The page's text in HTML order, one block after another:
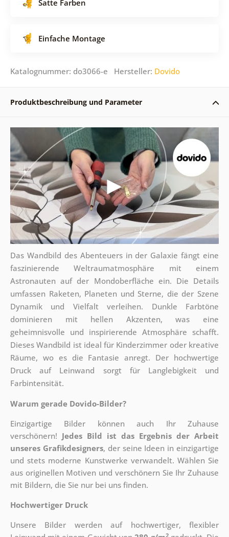
Satte Farben
Einfache Montage
Katalognummer: do3066-e Hersteller: Dovido
Produktbeschreibung und Parameter
Das Wandbild des Abenteuers in der Galaxie fängt eine
faszinierende Weltraumatmosphäre mit einem
Astronauten auf der Mondoberfläche ein. Die Details
umfassen Raketen, Planeten und Sterne, die der Szene
Dynamik und Vielfalt verleihen. Dunkle Farbtöne
dominieren mit hellen Akzenten, was eine
geheimnisvolle und inspirierende Atmosphäre schafft.
Dieses Wandbild ist ideal für Kinderzimmer oder kreative
Räume, wo es die Fantasie anregt. Der hochwertige
Druck auf Leinwand sorgt für Langlebigkeit und
Farbintensität.
Warum gerade Dovido-Bilder?
Einzigartige Bilder können auch Ihr Zuhause
verschönern! Jedes Bild ist das Ergebnis der Arbeit
unseres Grafikdesigners, der seine Ideen in einzigartige
und stets moderne Kunstwerke verwandelt. Wählen Sie
aus originellen Motiven und verschönern Sie Ihr Zuhause
mit Bildern, die Sie nur bei uns finden.
Hochwertiger Druck
Unsere Bilder werden auf hochwertiger, flexibler
2